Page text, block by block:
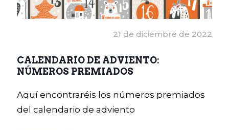
21 de diciembre de 2022
CALENDARIO DE ADVIENTO:
NÚMEROS PREMIADOS
Aquí encontraréis los números premiados
del calendario de adviento